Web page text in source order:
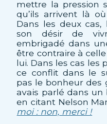
mettre la pression
qu’ils arrivent là
Dans les deux cas,
son désir de
embrigadé dans
être contraire à
lui. Dans les cas les
ce conflit dans le
pas le bonheur des
avais parlé dans un
en citant Nelson
moi : non, merci !